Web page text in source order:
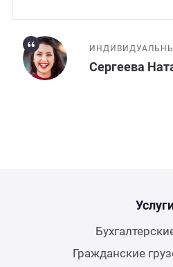
Сергеева
Гражданские